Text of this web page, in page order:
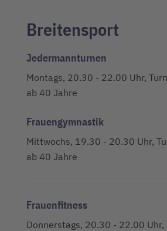
Breitensport
Jedermannturnen
Montags, 20.30 - 22.00 Uhr,
ab 40 Jahre
Frauengymnastik
Mittwochs, 19.30 - 20.30 Uhr,
ab 40 Jahre
Frauenfitness
Donnerstags, 20.30 - 22.00 Uhr,